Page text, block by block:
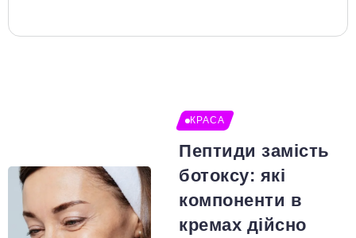
КРАСА
Пептиди замість
ботоксу: які
компоненти в
кремах дійсно